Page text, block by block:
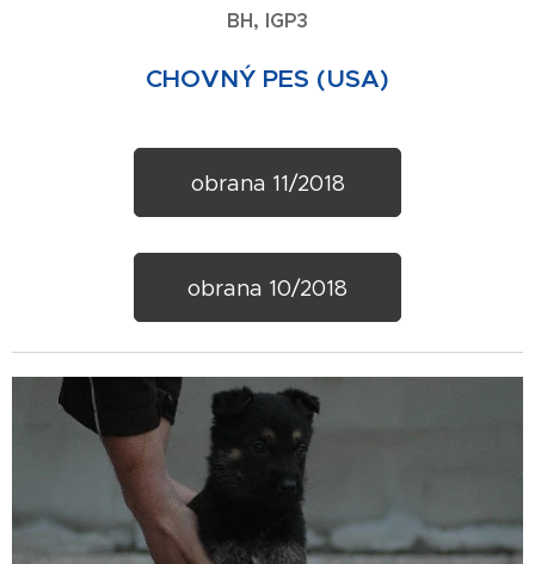
BH, IGP3
CHOVNÝ PES (USA)
obrana 11/2018
obrana 10/2018